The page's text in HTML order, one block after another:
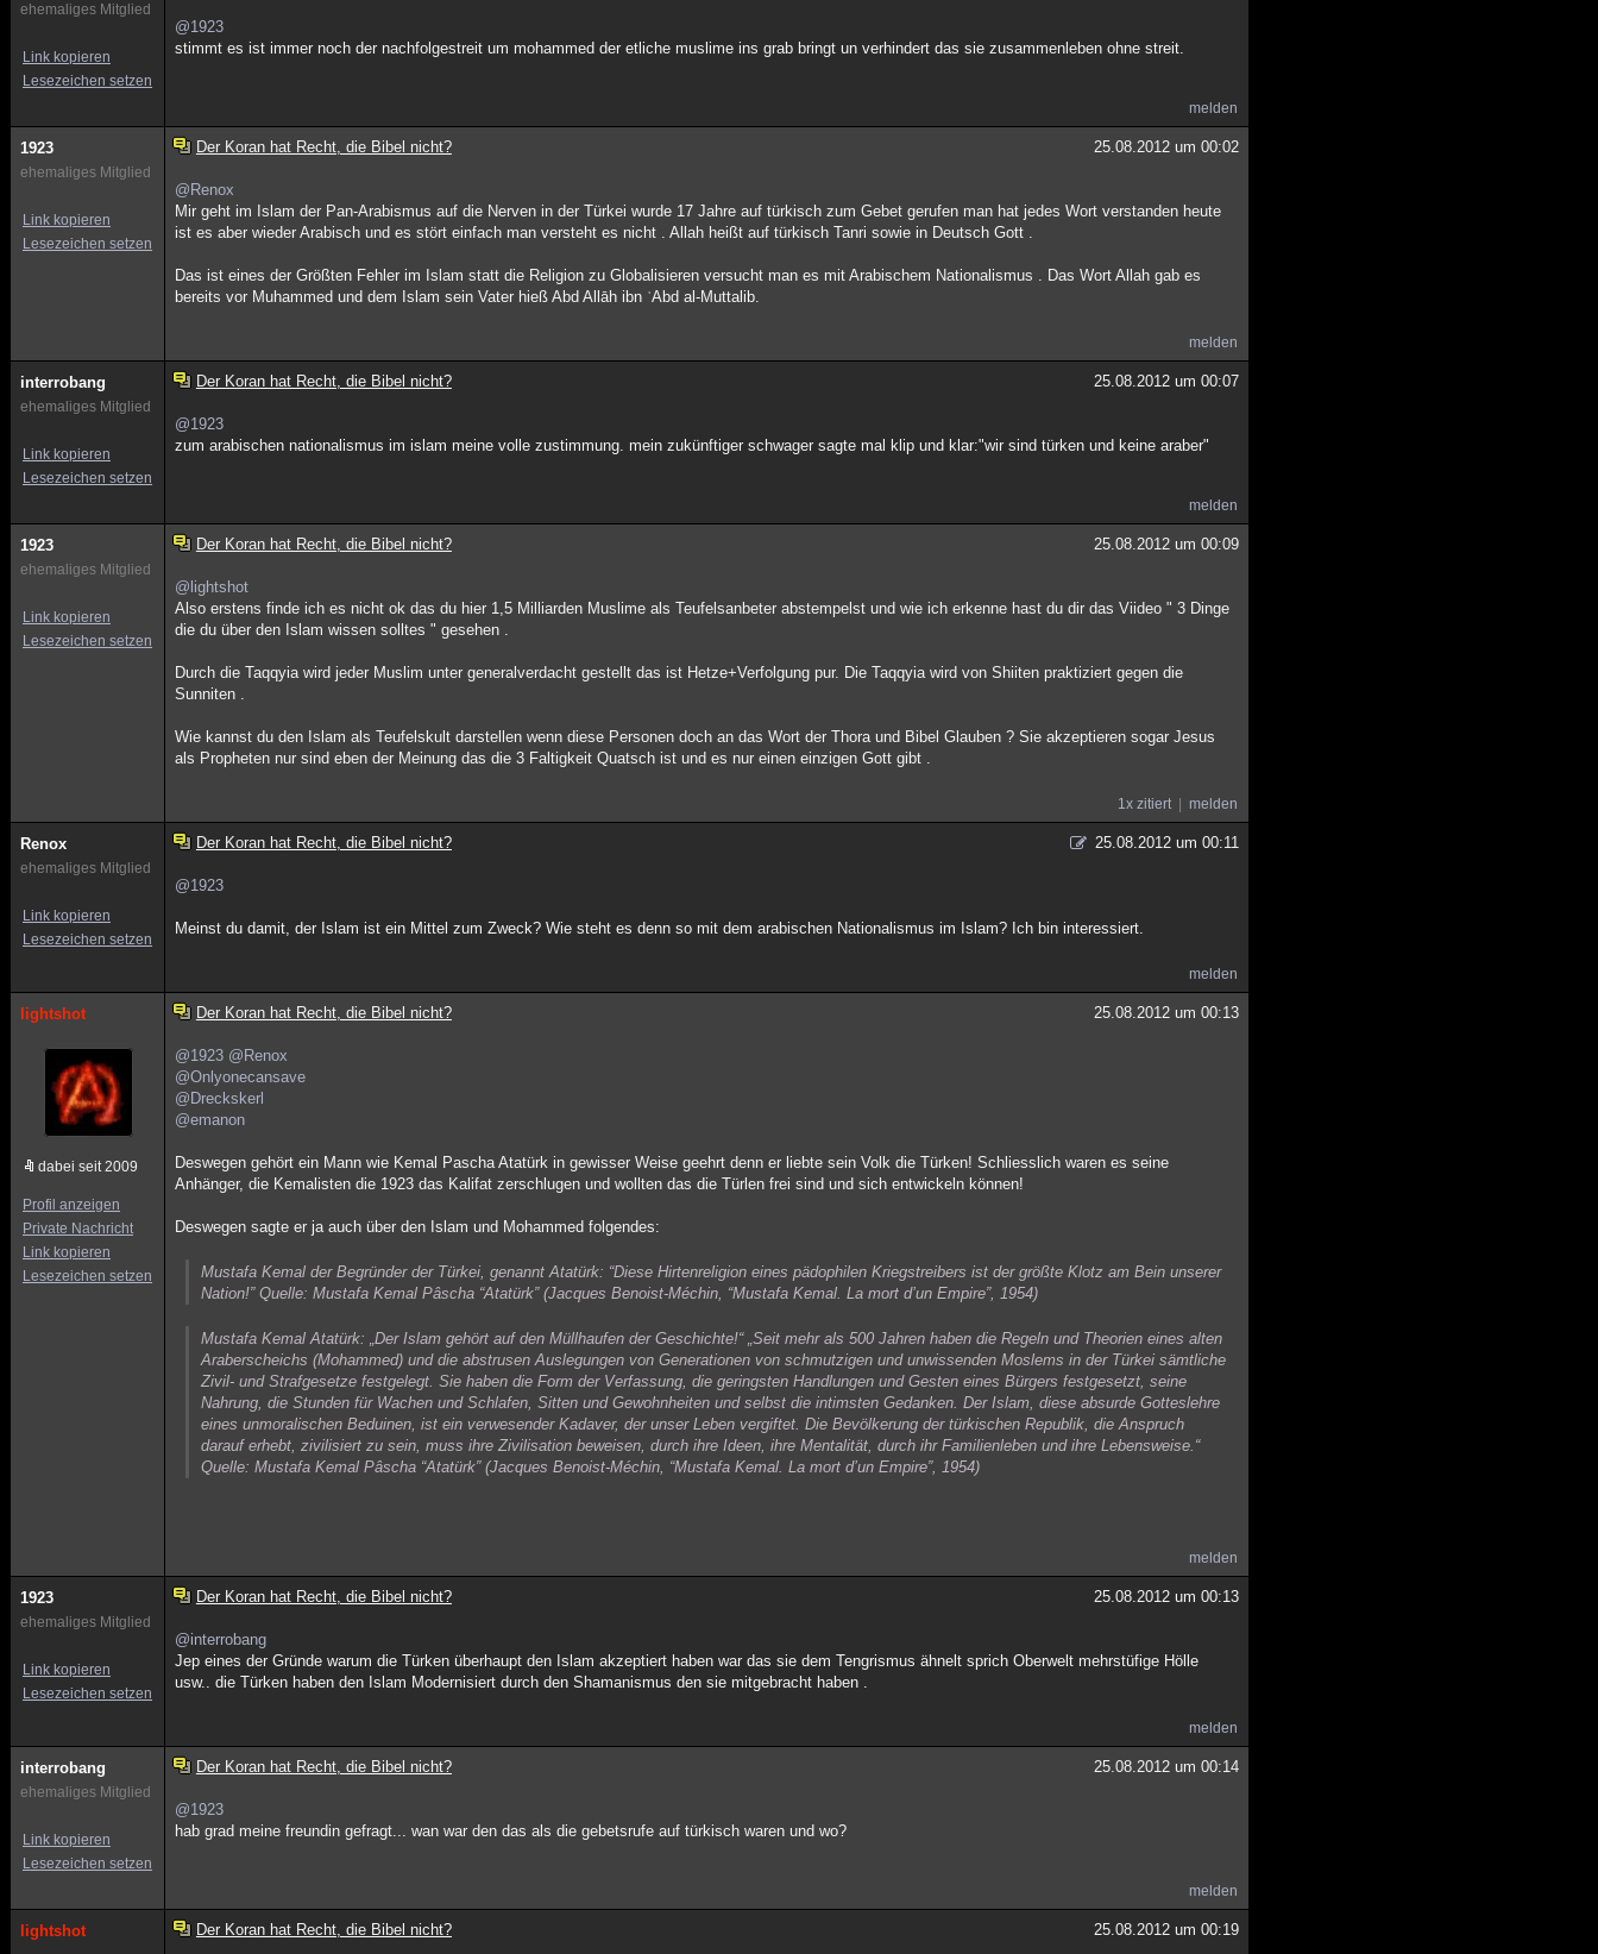
ehemaliges Mitglied
Link kopieren
Lesezeichen setzen
@1923
stimmt es ist immer noch der nachfolgestreit um mohammed der etliche muslime ins grab bringt un verhindert das sie zusammenleben ohne streit.
melden
1923
ehemaliges Mitglied
Link kopieren
Lesezeichen setzen
Der Koran hat Recht, die Bibel nicht? 25.08.2012 um 00:02
@Renox
Mir geht im Islam der Pan-Arabismus auf die Nerven in der Türkei wurde 17 Jahre auf türkisch zum Gebet gerufen man hat jedes Wort verstanden heute
ist es aber wieder Arabisch und es stört einfach man versteht es nicht . Allah heißt auf türkisch Tanri sowie in Deutsch Gott .
Das ist eines der Größten Fehler im Islam statt die Religion zu Globalisieren versucht man es mit Arabischem Nationalismus . Das Wort Allah gab es
bereits vor Muhammed und dem Islam sein Vater hieß Abd Allāh ibn ʿAbd al-Muttalib.
melden
interrobang
ehemaliges Mitglied
Link kopieren
Lesezeichen setzen
Der Koran hat Recht, die Bibel nicht? 25.08.2012 um 00:07
@1923
zum arabischen nationalismus im islam meine volle zustimmung. mein zukünftiger schwager sagte mal klip und klar:"wir sind türken und keine araber"
melden
1923
ehemaliges Mitglied
Link kopieren
Lesezeichen setzen
Der Koran hat Recht, die Bibel nicht? 25.08.2012 um 00:09
@lightshot
Also erstens finde ich es nicht ok das du hier 1,5 Milliarden Muslime als Teufelsanbeter abstempelst und wie ich erkenne hast du dir das Viideo " 3 Dinge
die du über den Islam wissen solltes " gesehen .
Durch die Taqqyia wird jeder Muslim unter generalverdacht gestellt das ist Hetze+Verfolgung pur. Die Taqqyia wird von Shiiten praktiziert gegen die
Sunniten .
Wie kannst du den Islam als Teufelskult darstellen wenn diese Personen doch an das Wort der Thora und Bibel Glauben ? Sie akzeptieren sogar Jesus
als Propheten nur sind eben der Meinung das die 3 Faltigkeit Quatsch ist und es nur einen einzigen Gott gibt .
1x zitiert melden
Renox
ehemaliges Mitglied
Link kopieren
Lesezeichen setzen
Der Koran hat Recht, die Bibel nicht? 25.08.2012 um 00:11
@1923
Meinst du damit, der Islam ist ein Mittel zum Zweck? Wie steht es denn so mit dem arabischen Nationalismus im Islam? Ich bin interessiert.
melden
lightshot
dabei seit 2009
Profil anzeigen
Private Nachricht
Link kopieren
Lesezeichen setzen
Der Koran hat Recht, die Bibel nicht? 25.08.2012 um 00:13
@1923 @Renox
@Onlyonecansave
@Dreckskerl
@emanon
Deswegen gehört ein Mann wie Kemal Pascha Atatürk in gewisser Weise geehrt denn er liebte sein Volk die Türken! Schliesslich waren es seine
Anhänger, die Kemalisten die 1923 das Kalifat zerschlugen und wollten das die Türlen frei sind und sich entwickeln können!
Deswegen sagte er ja auch über den Islam und Mohammed folgendes:
Mustafa Kemal der Begründer der Türkei, genannt Atatürk: “Diese Hirtenreligion eines pädophilen Kriegstreibers ist der größte Klotz am Bein unserer
Nation!” Quelle: Mustafa Kemal Pâscha “Atatürk” (Jacques Benoist-Méchin, “Mustafa Kemal. La mort d’un Empire”, 1954)
Mustafa Kemal Atatürk: „Der Islam gehört auf den Müllhaufen der Geschichte!“ „Seit mehr als 500 Jahren haben die Regeln und Theorien eines alten
Araberscheichs (Mohammed) und die abstrusen Auslegungen von Generationen von schmutzigen und unwissenden Moslems in der Türkei sämtliche
Zivil- und Strafgesetze festgelegt. Sie haben die Form der Verfassung, die geringsten Handlungen und Gesten eines Bürgers festgesetzt, seine
Nahrung, die Stunden für Wachen und Schlafen, Sitten und Gewohnheiten und selbst die intimsten Gedanken. Der Islam, diese absurde Gotteslehre
eines unmoralischen Beduinen, ist ein verwesender Kadaver, der unser Leben vergiftet. Die Bevölkerung der türkischen Republik, die Anspruch
darauf erhebt, zivilisiert zu sein, muss ihre Zivilisation beweisen, durch ihre Ideen, ihre Mentalität, durch ihr Familienleben und ihre Lebensweise.“
Quelle: Mustafa Kemal Pâscha “Atatürk” (Jacques Benoist-Méchin, “Mustafa Kemal. La mort d’un Empire”, 1954)
melden
1923
ehemaliges Mitglied
Link kopieren
Lesezeichen setzen
Der Koran hat Recht, die Bibel nicht? 25.08.2012 um 00:13
@interrobang
Jep eines der Gründe warum die Türken überhaupt den Islam akzeptiert haben war das sie dem Tengrismus ähnelt sprich Oberwelt mehrstüfige Hölle
usw.. die Türken haben den Islam Modernisiert durch den Shamanismus den sie mitgebracht haben .
melden
interrobang
ehemaliges Mitglied
Link kopieren
Lesezeichen setzen
Der Koran hat Recht, die Bibel nicht? 25.08.2012 um 00:14
@1923
hab grad meine freundin gefragt... wan war den das als die gebetsrufe auf türkisch waren und wo?
melden
lightshot Der Koran hat Recht, die Bibel nicht? 25.08.2012 um 00:19